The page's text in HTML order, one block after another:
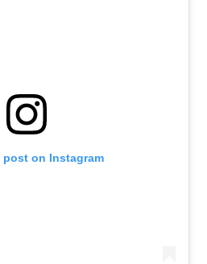
post on Instagram